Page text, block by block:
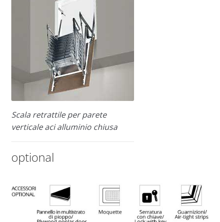
Scala retrattile per parete
verticale aci alluminio chiusa
optional